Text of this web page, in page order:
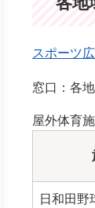
スポーツ
窓口：各
屋外体育
日和田野